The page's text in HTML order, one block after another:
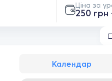
Ціна за
250 грн
Календар